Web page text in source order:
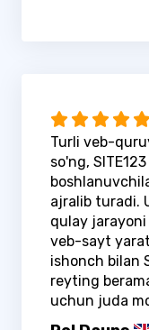
Turli veb-
so'ng,
ajralib turadi.
qulay
veb-sayt
ishonch bilan
reyting
uchun juda